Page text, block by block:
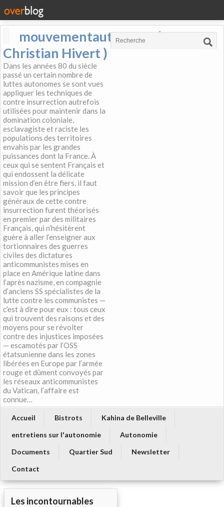
mouvementautonome (
Christian Hivert )
Dans les années 80 du siècle
passé un certain nombre de
luttes autonomes se sont vues
appliquer les techniques de
contre insurrection autrefois
utilisées pour maintenir dans la
domination coloniale,
esclavagiste et raciste les
populations des territoires
envahis par les grandes
puissances dont la France. À
ceux qui se sentent Français et
qui endossent la délicate
mission d’en être fiers, il faut
savoir que les principes
généraux de cette contre
insurrection furent théorisés
en premier par des militaires
Français, qui n’hésitèrent
guère à aller l’enseigner aux
tortionnaires des guerres
civiles des dictatures
anticommunistes mises en
place en Amérique latine dans
l’après nazisme, en compagnie
d’anciens SS spécialistes de la
lutte contre les communistes —
c’est à dire pour eux : tous ceux
qui trouvent des raisons et des
moyens pour se révolter
contre des injustices imposées
— escamotés par l’OSS
étatsunienne dans les zones
libérées en Europe par l’armée
rouge et dûment convoyés par
les réseaux anticommunistes
du Vatican, l’affaire est
connue…
Accueil Bistrots
Kahina de Belleville
entretiens sur l'autonomie
Autonomie
Documents
Quartier Sud
Newsletter
Contact
Les incontournables